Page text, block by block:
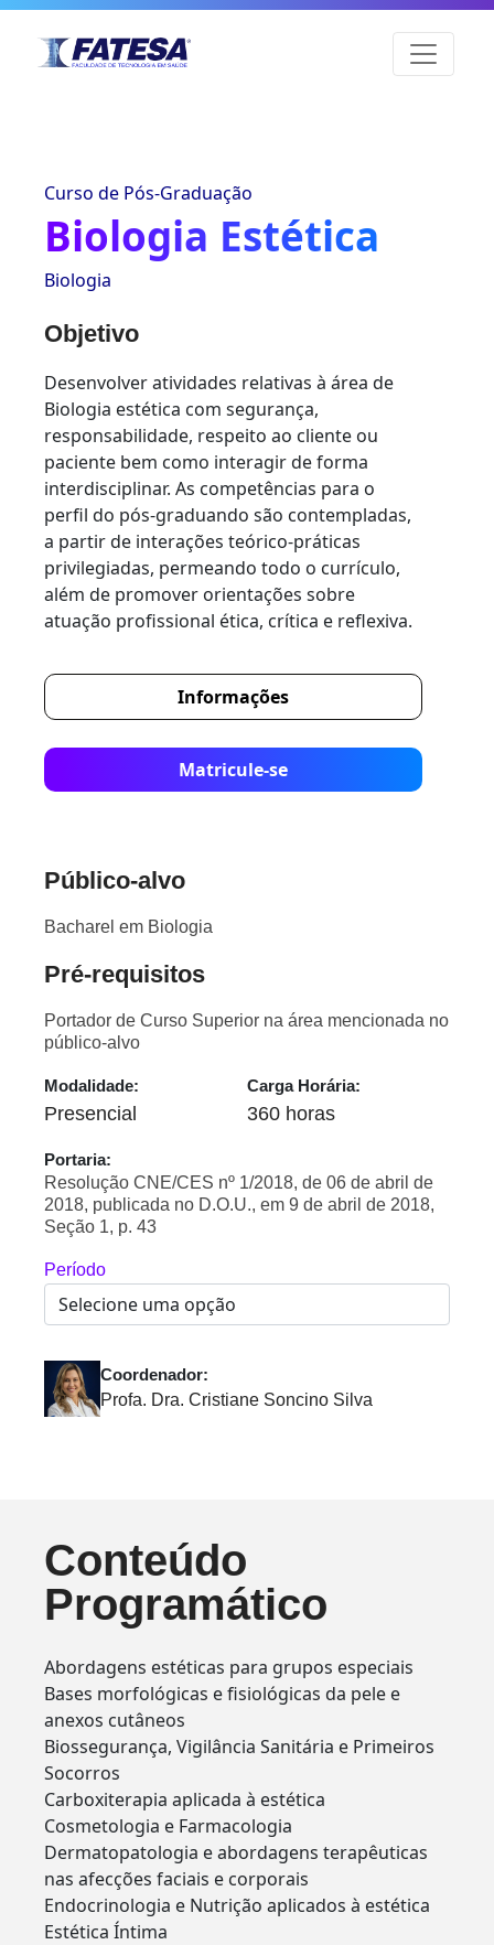
Curso de Pós-Graduação
Biologia Estética
Biologia
Objetivo
Desenvolver atividades relativas à área de
Biologia estética com segurança,
responsabilidade, respeito ao cliente ou
paciente bem como interagir de forma
interdisciplinar. As competências para o
perfil do pós-graduando são contempladas,
a partir de interações teórico-práticas
privilegiadas, permeando todo o currículo,
além de promover orientações sobre
atuação profissional ética, crítica e reflexiva.
Informações
Matricule-se
Público-alvo
Bacharel em Biologia
Pré-requisitos
Portador de Curso Superior na área mencionada no
público-alvo
Modalidade:
Presencial
Carga Horária:
360 horas
Portaria:
Resolução CNE/CES nº 1/2018, de 06 de abril de
2018, publicada no D.O.U., em 9 de abril de 2018,
Seção 1, p. 43
Período
Coordenador:
Profa. Dra. Cristiane Soncino Silva
Conteúdo
Programático
Abordagens estéticas para grupos especiais
Bases morfológicas e fisiológicas da pele e
anexos cutâneos
Biossegurança, Vigilância Sanitária e Primeiros
Socorros
Carboxiterapia aplicada à estética
Cosmetologia e Farmacologia
Dermatopatologia e abordagens terapêuticas
nas afecções faciais e corporais
Endocrinologia e Nutrição aplicados à estética
Estética Íntima